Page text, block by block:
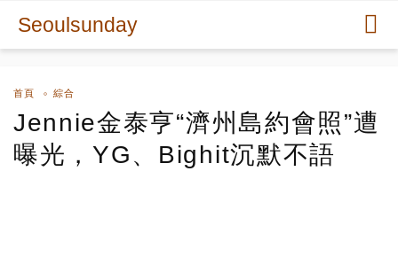
Seoulsunday
首頁 綜合
Jennie金泰亨“濟州島約會照”遭
曝光，YG、Bighit沉默不語